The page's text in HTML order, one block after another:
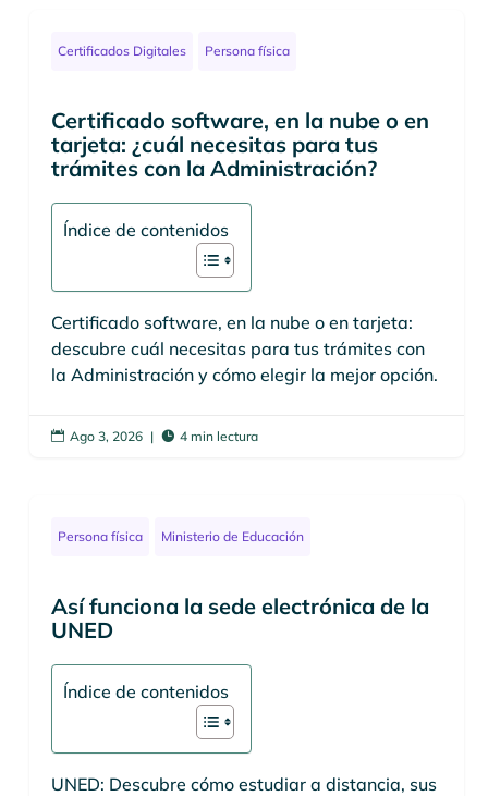
Certificados Digitales Persona física
Certificado software, en la nube o en
tarjeta: ¿cuál necesitas para tus
trámites con la Administración?
Índice de contenidos
Certificado software, en la nube o en tarjeta:
descubre cuál necesitas para tus trámites con
la Administración y cómo elegir la mejor opción.
 Ago 3, 2026 |  4 min lectura
Persona física Ministerio de Educación
Así funciona la sede electrónica de la
UNED
Índice de contenidos
UNED: Descubre cómo estudiar a distancia, sus